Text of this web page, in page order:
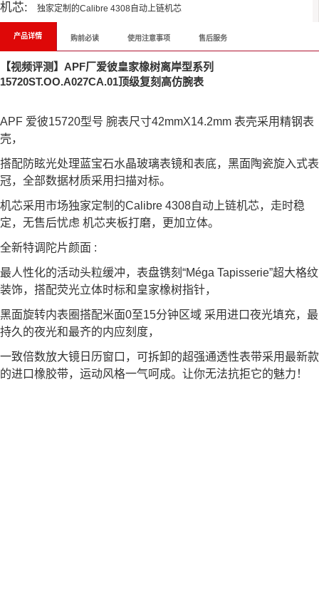
机芯: 独家定制的Calibre 4308自动上链机芯
产品详情 购前必读 使用注意事项 售后服务
【视频评测】APF厂爱彼皇家橡树离岸型系列
15720ST.OO.A027CA.01顶级复刻高仿腕表
APF 爱彼15720型号 腕表尺寸42mmX14.2mm 表壳采用精钢表
壳，
搭配防眩光处理蓝宝石水晶玻璃表镜和表底，黑面陶瓷旋入式表
冠，全部数据材质采用扫描对标。
机芯采用市场独家定制的Calibre 4308自动上链机芯，走时稳
定，无售后忧虑 机芯夹板打磨，更加立体。
全新特调陀片颜面 :
最人性化的活动头粒缓冲，表盘镌刻“Méga Tapisserie”超大格纹
装饰，搭配荧光立体时标和皇家橡树指针，
黑面旋转内表圈搭配米面0至15分钟区域 采用进口夜光填充，最
持久的夜光和最齐的内应刻度，
一致倍数放大镜日历窗口，可拆卸的超强通透性表带采用最新款
的进口橡胶带，运动风格一气呵成。让你无法抗拒它的魅力！